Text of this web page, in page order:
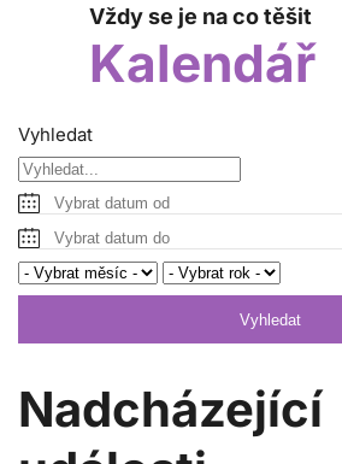
Vždy se je na co těšit
Kalendář
Vyhledat
Vyhledat
Nadcházející